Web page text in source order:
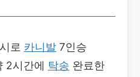
로 카니발 7인승
2시간에 탁송 완료한